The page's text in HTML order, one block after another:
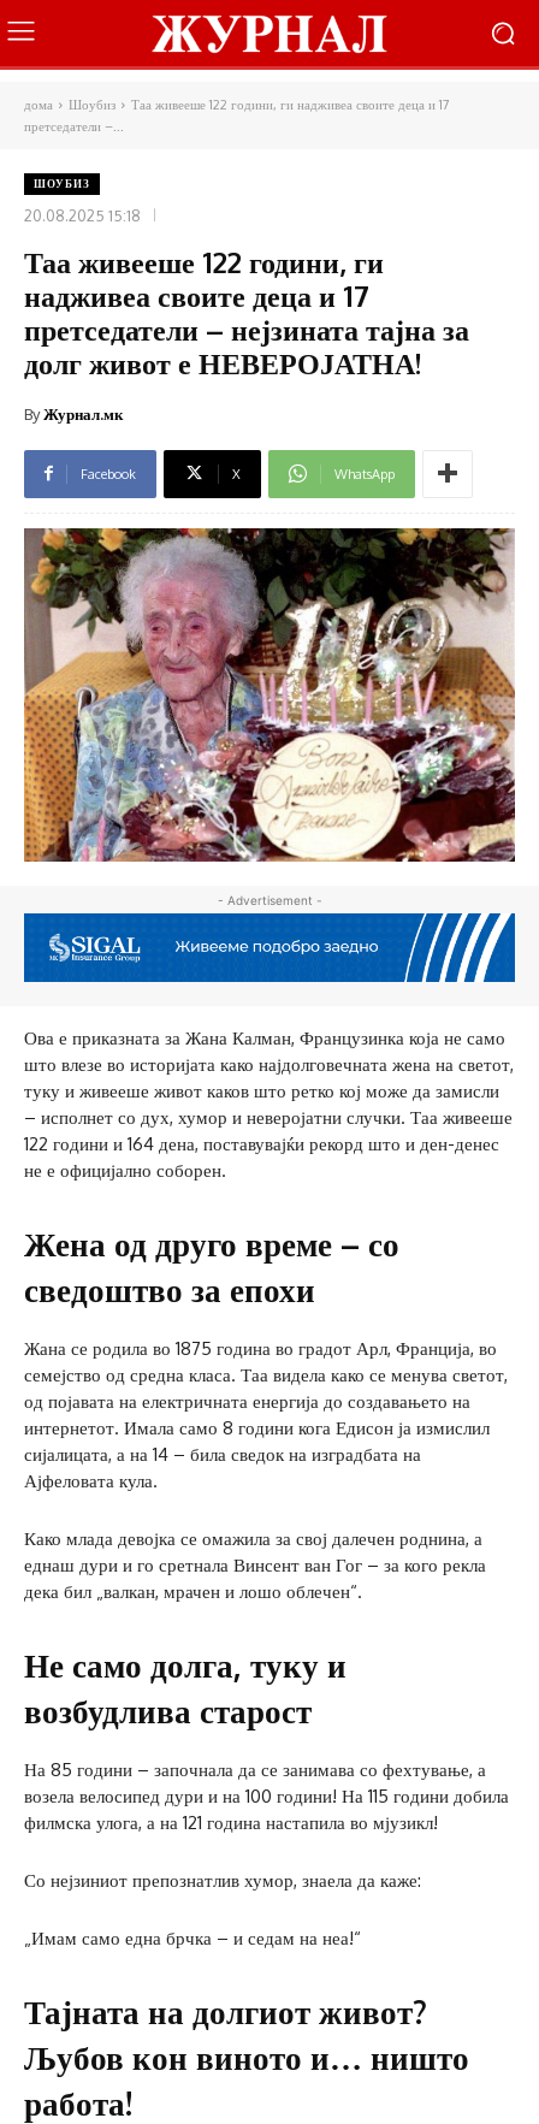
дома Шоубиз
Таа живееше 122 години, ги надживеа своите деца и 17
претседатели –...
ШОУБИЗ
20.08.2025 15:18
Таа живееше 122 години, ги
надживеа своите деца и 17
претседатели – нејзината тајна за
долг живот е НЕВЕРОЈАТНА!
ByЖурнал.мк
Facebook X WhatsApp
- Advertisement -
Ова е приказната за Жана Калман, Французинка која не само
што влезе во историјата како најдолговечната жена на светот,
туку и живееше живот каков што ретко кој може да замисли
– исполнет со дух, хумор и неверојатни случки. Таа живееше
122 години и 164 дена, поставувајќи рекорд што и ден-денес
не е официјално соборен.
Жена од друго време – со
сведоштво за епохи
Жана се родила во 1875 година во градот Арл, Франција, во
семејство од средна класа. Таа видела како се менува светот,
од појавата на електричната енергија до создавањето на
интернетот. Имала само 8 години кога Едисон ја измислил
сијалицата, а на 14 – била сведок на изградбата на
Ајфеловата кула.
Како млада девојка се омажила за свој далечен роднина, а
еднаш дури и го сретнала Винсент ван Гог – за кого рекла
дека бил „валкан, мрачен и лошо облечен“.
Не само долга, туку и
возбудлива старост
На 85 години – започнала да се занимава со фехтување, а
возела велосипед дури и на 100 години! На 115 години добила
филмска улога, а на 121 година настапила во мјузикл!
Со нејзиниот препознатлив хумор, знаела да каже:
„Имам само една брчка – и седам на неа!“
Тајната на долгиот живот?
Љубов кон виното и… ништо
работа!